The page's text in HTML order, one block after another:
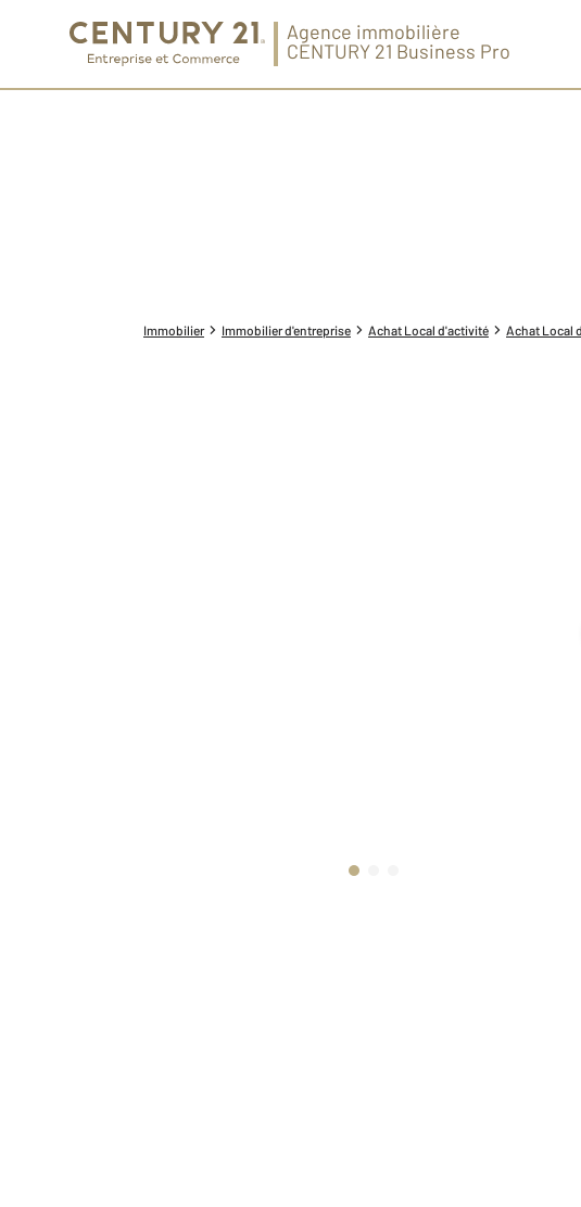
Agence immobilière
CENTURY 21 Business Pro
Immobilier Immobilier d'entreprise Achat Local d'activité Achat Local